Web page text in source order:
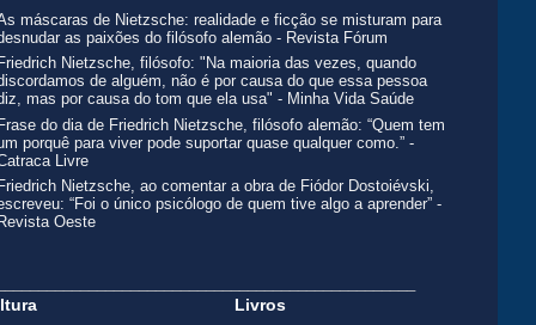
máscaras de Nietzsche: realidade e ficção se misturam para
as paixões do filósofo alemão - Revista Fórum
Nietzsche, filósofo: "Na maioria das vezes, quando
de alguém, não é por causa do que essa pessoa
mas por causa do tom que ela usa" - Minha Vida Saúde
do dia de Friedrich Nietzsche, filósofo alemão: “Quem tem
porquê para viver pode suportar quase qualquer como.” -
Livre
Nietzsche, ao comentar a obra de Fiódor Dostoiévski,
“Foi o único psicólogo de quem tive algo a aprender” -
Oeste
Livros